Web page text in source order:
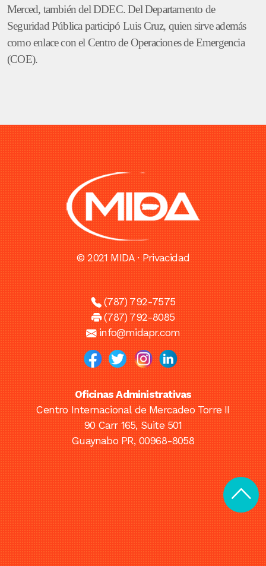
Merced, también del DDEC. Del Departamento de
Seguridad Pública participó Luis Cruz, quien sirve además
como enlace con el Centro de Operaciones de Emergencia
(COE).
© 2021 MIDA ·Privacidad
(787) 792-7575
(787) 792-8085
info@midapr.com
Oficinas Administrativas
Centro Internacional de Mercadeo Torre II
90 Carr 165, Suite 501
Guaynabo PR, 00968-8058